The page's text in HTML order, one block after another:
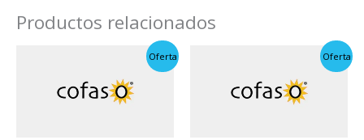
Productos relacionados
Oferta
Rango
precios:
desde
$747.34
Oferta
Rango
precios:
desde
$1,138.25